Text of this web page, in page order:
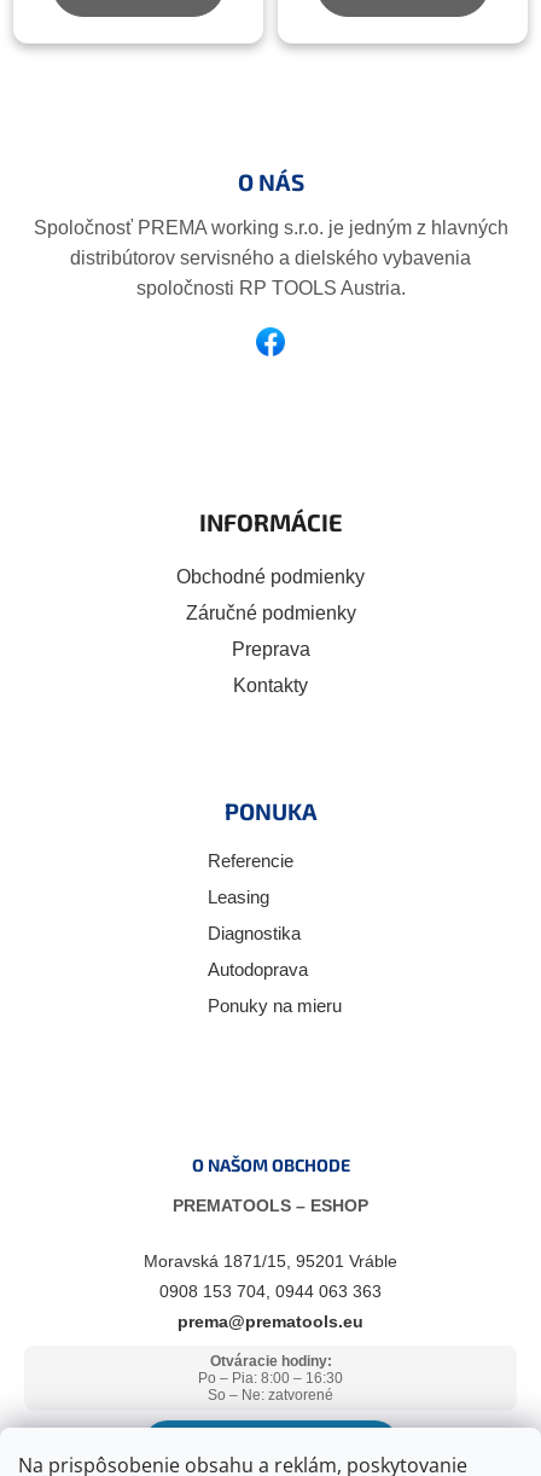
Na prispôsobenie obsahu a reklám, poskytovanie
O NÁS
Spoločnosť PREMA working s.r.o. je jedným z hlavných
distribútorov servisného a dielského vybavenia
spoločnosti RP TOOLS Austria.
INFORMÁCIE
Obchodné podmienky
Záručné podmienky
Preprava
Kontakty
PONUKA
Referencie
Leasing
Diagnostika
Autodoprava
Ponuky na mieru
O NAŠOM OBCHODE
PREMATOOLS – ESHOP
Moravská 1871/15, 95201 Vráble
0908 153 704, 0944 063 363
prema@prematools.eu
Otváracie hodiny:
Po – Pia: 8:00 – 16:30
So – Ne: zatvorené